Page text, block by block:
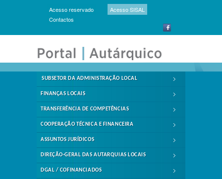
Acesso reservado
Acesso SISAL
Contactos
SUBSETOR DA ADMINISTRAÇÃO LOCAL
FINANÇAS LOCAIS
TRANSFERÊNCIA DE COMPETÊNCIAS
COOPERAÇÃO TÉCNICA E FINANCEIRA
ASSUNTOS JURÍDICOS
DIREÇÃO-GERAL DAS AUTARQUIAS LOCAIS
DGAL / COFINANCIADOS